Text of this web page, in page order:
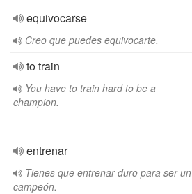
equivocarse
Creo que puedes equivocarte.
to train
You have to train hard to be a
champion.
entrenar
Tienes que entrenar duro para ser un
campeón.